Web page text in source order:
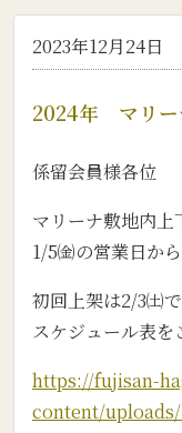
2023年12月24日
2024年 マリー
係留会員様各位
マリーナ敷地内
1/5㈮の営業日か
初回上架は2/3㈯
スケジュール表を
https://fujisan-
content/uploads/